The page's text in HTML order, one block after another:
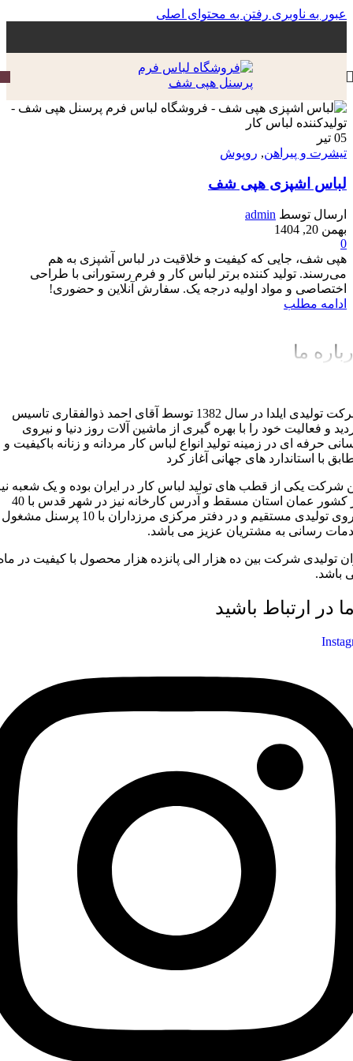
عبور به ناوبری رفتن به محتوای اصلی
05 تیر
تیشرت و پیراهن, روپوش
لباس اشپزی هپی شف
ارسال توسط admin
بهمن 20, 1404
0
هپی شف، جایی که کیفیت و خلاقیت در لباس آشپزی به هم
می‌رسند. تولید کننده برتر لباس کار و فرم رستورانی با طراحی
اختصاصی و مواد اولیه درجه یک. سفارش آنلاین و حضوری!
ادامه مطلب
ما
شرکت تولیدی ایلدا در سال 1382 توسط آقای احمد ذوالفقاری تاسیس
و فعالیت خود را با بهره گیری از ماشین آلات روز دنیا و نیروی
حرفه ای در زمینه تولید انواع لباس کار مردانه و زنانه باکیفیت و
با استاندارد های جهانی آغاز کرد
شرکت یکی از قطب های تولید لباس کار در ایران بوده و یک شعبه
در کشور عمان استان مسقط و آدرس کارخانه نیز در شهر قدس با 40
نیروی تولیدی مستقیم و در دفتر مرکزی مرزداران با 10 پرسنل مشغول
رسانی به مشتریان عزیز می باشد.
تولیدی شرکت بین ده هزار الی پانزده هزار محصول با کیفیت در
باشد.
در ارتباط باشید